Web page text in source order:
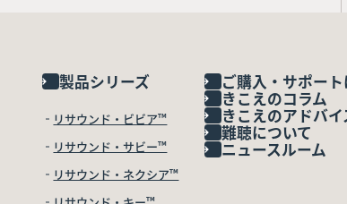
製品シリーズ
リサウンド・ビビア™
リサウンド・サビー™
リサウンド・ネクシア™
ご購入・サポー
きこえのコラム
きこえのアドバイ
難聴について
ニュースルーム